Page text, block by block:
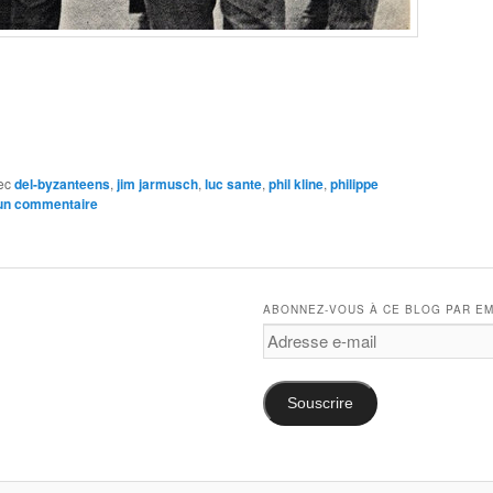
del-byzanteens, jim jarmusch, luc sante, phil kline, philippe
commentaire
ABONNEZ-VOUS À CE BLOG PAR
Adresse
e-
Souscrire